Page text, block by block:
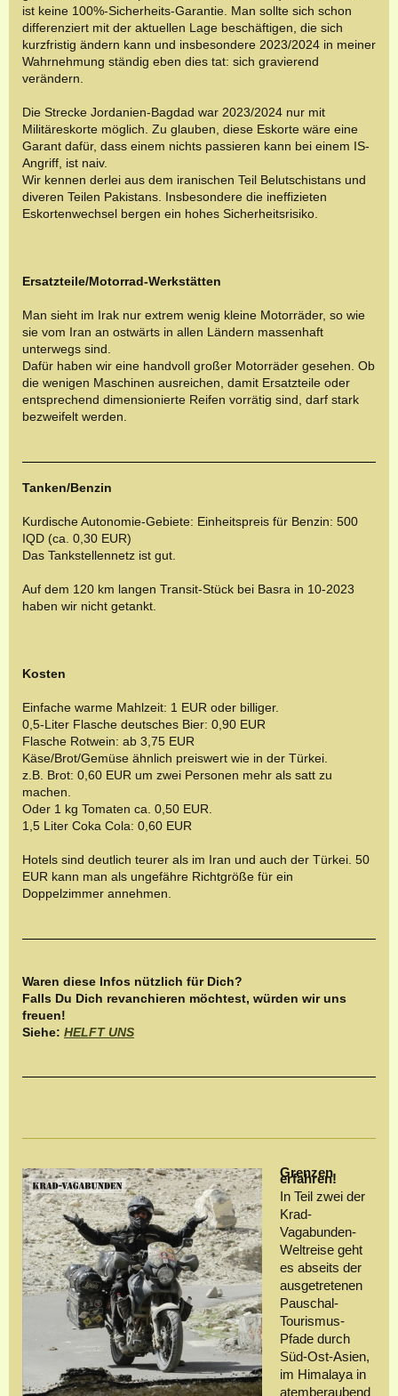
ist keine 100%-Sicherheits-Garantie. Man sollte sich schon
differenziert mit der aktuellen Lage beschäftigen, die sich
kurzfristig ändern kann und insbesondere 2023/2024 in meiner
Wahrnehmung ständig eben dies tat: sich gravierend
verändern.
Die Strecke Jordanien-Bagdad war 2023/2024 nur mit
Militäreskorte möglich. Zu glauben, diese Eskorte wäre eine
Garant dafür, dass einem nichts passieren kann bei einem IS-
Angriff, ist naiv.
Wir kennen derlei aus dem iranischen Teil Belutschistans und
diveren Teilen Pakistans. Insbesondere die ineffizieten
Eskortenwechsel bergen ein hohes Sicherheitsrisiko.
Ersatzteile/Motorrad-Werkstätten
Man sieht im Irak nur extrem wenig kleine Motorräder, so wie
sie vom Iran an ostwärts in allen Ländern massenhaft
unterwegs sind.
Dafür haben wir eine handvoll großer Motorräder gesehen. Ob
die wenigen Maschinen ausreichen, damit Ersatzteile oder
entsprechend dimensionierte Reifen vorrätig sind, darf stark
bezweifelt werden.
Tanken/Benzin
Kurdische Autonomie-Gebiete: Einheitspreis für Benzin: 500
IQD (ca. 0,30 EUR)
Das Tankstellennetz ist gut.
Auf dem 120 km langen Transit-Stück bei Basra in 10-2023
haben wir nicht getankt.
Kosten
Einfache warme Mahlzeit: 1 EUR oder billiger.
0,5-Liter Flasche deutsches Bier: 0,90 EUR
Flasche Rotwein: ab 3,75 EUR
Käse/Brot/Gemüse ähnlich preiswert wie in der Türkei.
z.B. Brot: 0,60 EUR um zwei Personen mehr als satt zu
machen.
Oder 1 kg Tomaten ca. 0,50 EUR.
1,5 Liter Coka Cola: 0,60 EUR
Hotels sind deutlich teurer als im Iran und auch der Türkei. 50
EUR kann man als ungefähre Richtgröße für ein
Doppelzimmer annehmen.
Waren diese Infos nützlich für Dich?
Falls Du Dich revanchieren möchtest, würden wir uns
freuen!
Siehe: HELFT UNS
Grenzen
erfahren!
In Teil zwei der
Krad-
Vagabunden-
Weltreise geht
es abseits der
ausgetretenen
Pauschal-
Tourismus-
Pfade durch
Süd-Ost-Asien,
im Himalaya in
atemberaubend